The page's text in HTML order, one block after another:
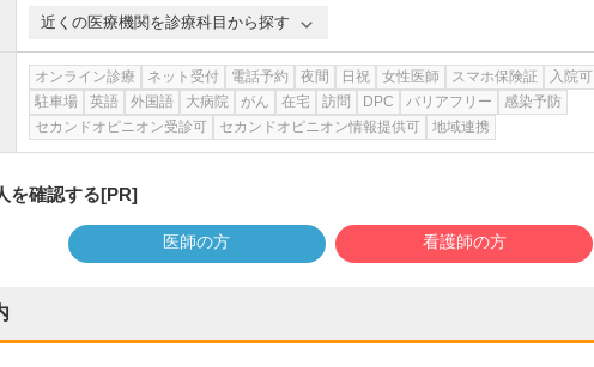
近くの医療機関を診療科目から探す
オンライン診療 ネット受付 電話予約 夜間 日祝 女性医師 スマホ保険証 入院可
駐車場
英語 外国語 大病院 がん 在宅 訪問 DPC バリアフリー
感染予防
セカンドオピニオン受診可
セカンドオピニオン情報提供可 地域連携
を確認する[PR]
医師の方 看護師の方